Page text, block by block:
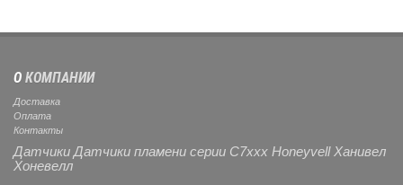
О КОМПАНИИ
Доставка
Оплата
Контакты
Датчики Датчики пламени серии C7xxx Honeyvell Ханивел
Хоневелл